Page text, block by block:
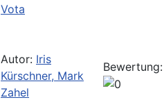
Vota
Autor: Iris
Kürschner, Mark
Zahel
Bewertung: